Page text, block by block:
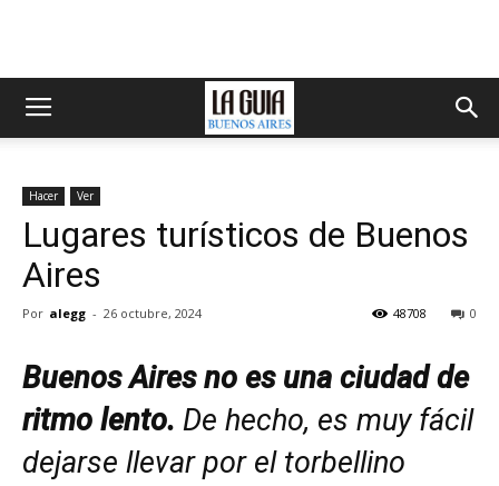
Hacer Ver
Lugares turísticos de Buenos
Aires
Por alegg - 26 octubre, 2024 0
48708
Buenos Aires no es una ciudad de
ritmo lento. De hecho, es muy fácil
dejarse llevar por el torbellino